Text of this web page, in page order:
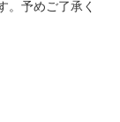
。予めご了承く